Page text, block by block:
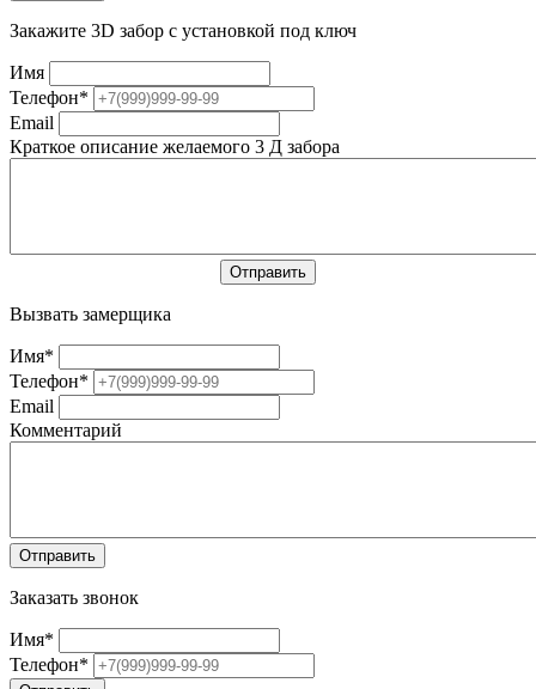
Закажите 3D забор с установкой под ключ
Имя
Телефон*
Email
Краткое описание желаемого 3 Д забора
Вызвать замерщика
Имя*
Телефон*
Email
Комментарий
Заказать звонок
Имя*
Телефон*